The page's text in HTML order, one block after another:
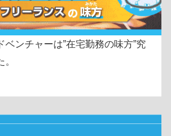
ベンチャーは”在宅勤務の味方”究